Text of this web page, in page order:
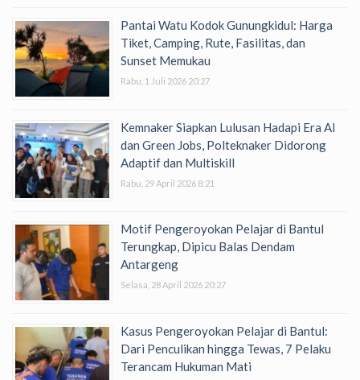
Pantai Watu Kodok Gunungkidul: Harga
Tiket, Camping, Rute, Fasilitas, dan
Sunset Memukau
Rabu, 1 Juli 2026 20:27
Kemnaker Siapkan Lulusan Hadapi Era AI
dan Green Jobs, Polteknaker Didorong
Adaptif dan Multiskill
Rabu, 29 April 2026 8:21
Motif Pengeroyokan Pelajar di Bantul
Terungkap, Dipicu Balas Dendam
Antargeng
Selasa, 28 April 2026 20:27
Kasus Pengeroyokan Pelajar di Bantul:
Dari Penculikan hingga Tewas, 7 Pelaku
Terancam Hukuman Mati